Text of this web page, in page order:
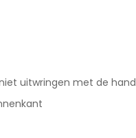
uitwringen met de hand